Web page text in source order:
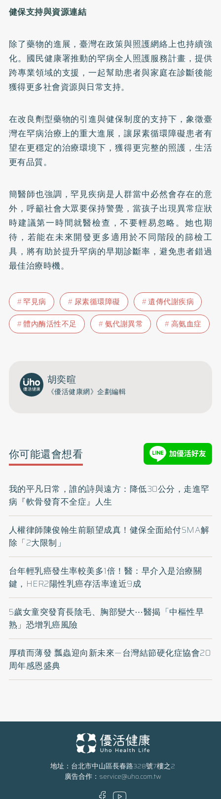
健保支持與資源連結
除了藥物的進展，臺灣在政策與照護網絡上也持續強
化。國民健康署推動的罕病全人照護服務計畫，提供
跨專業領域的支援，一起幫助患者與家庭在診斷後能
獲得更多社會資源與日常支持。
在改良劑型藥物的引進與健保制度的支持下，象徵臺
灣在罕病治療上的重大進展，讓尿素循環障礙患者有
望在更穩定的治療環境下，獲得更完整的照護，生活
更有品質。
簡醫師也強調，罕見疾病是人群當中必然會存在的意
外，呼籲社會大眾要保持警覺，當孩子出現異常症狀
時建議第一時間就醫檢查，不要輕易忽略。她也期
待，若能在未來開發更多適用於不同階段的篩檢工
具，將有助於提升罕病的早期診斷率，避免患者錯過
最佳治療時機。
罕見病 尿素循環障礙
遺傳代謝疾病
體內酶活性不足
氨代謝異常 高氨血症
胡奕暄
《優活健康網》企劃編輯
你可能還會想看
我的平凡日常，誰的詩與遠方：降低30公分，走進罕
病『軟骨發育不全症』人生
人權律師陳俊翰生前願望成真！健保全面給付SMA解
除「2大限制」
台年輕乳癌發生率較美多1倍！醫：早介入是治療關
鍵，HER2陽性乳癌存活率達近9成
5歲女童突發育長陰毛、胸部變大⋯醫揭「中樞性早
熟」恐增乳癌風險
厚積而薄發 瓢蟲迎向新未來—台灣結節硬化症協會20
周年感恩盛典
地址：台北市中山區長春路328號7樓之2
廣告合作： service@uho.com.tw